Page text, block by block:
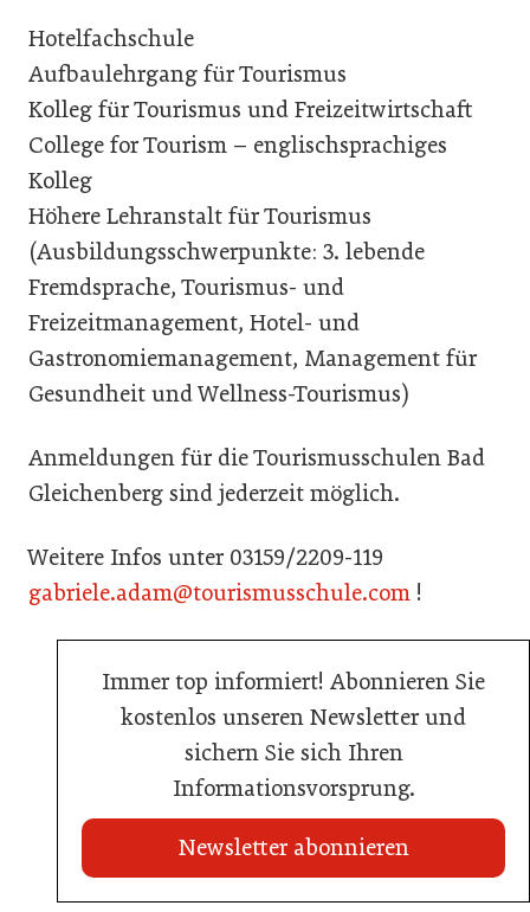
Hotelfachschule
Aufbaulehrgang für Tourismus
Kolleg für Tourismus und Freizeitwirtschaft
College for Tourism – englischsprachiges
Kolleg
Höhere Lehranstalt für Tourismus
(Ausbildungsschwerpunkte: 3. lebende
Fremdsprache, Tourismus- und
Freizeitmanagement, Hotel- und
Gastronomiemanagement, Management für
Gesundheit und Wellness-Tourismus)
Anmeldungen für die Tourismusschulen Bad
Gleichenberg sind jederzeit möglich.
Weitere Infos unter 03159/2209-119
gabriele.adam@tourismusschule.com !
Immer top informiert! Abonnieren Sie
kostenlos unseren Newsletter und
sichern Sie sich Ihren
Informationsvorsprung.
Newsletter abonnieren